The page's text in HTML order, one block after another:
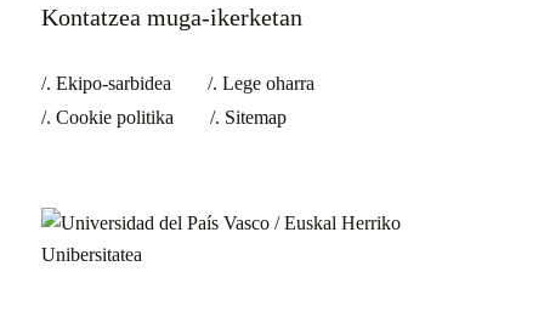
Kontatzea muga-ikerketan
Ekipo-sarbidea
Lege oharra
Cookie politika
Sitemap